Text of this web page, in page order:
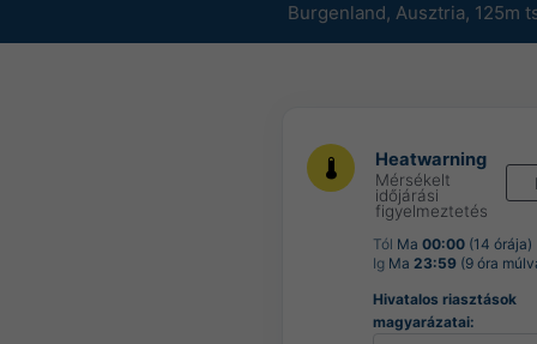
Burgenland, Ausztria, 125m
Heatwarning
Mérsékelt
időjárási
figyelmeztetés
Tól Ma 00:00 (14 órája)
Ig Ma 23:59 (9 óra
Hivatalos riasztások
magyarázatai: